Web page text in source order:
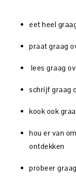
eet heel
praat graag
lees graag
schrijf graag
kook ook
hou er van
ontdekken
probeer